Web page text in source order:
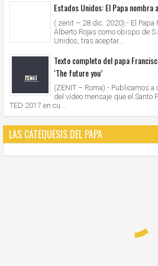
Estados Unidos: El Papa
( zenit – 28 dic. 2020).- El Papa
Alberto Rojas como obispo de
Unidos, tras aceptar...
Texto completo del papa
‘The future you’
(ZENIT – Roma).- Publicamos
del vídeo mensaje que el Santo
TED 2017 en cu...
LAS CATEQUESIS DEL PAPA